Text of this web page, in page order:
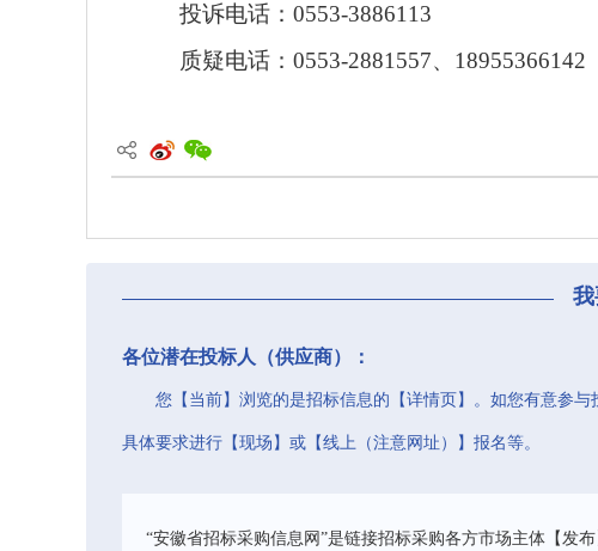
投诉电话：0553-3886113
质疑电话：0553-2881557、18955366142
各位潜在投标人（供应商）：
您【当前】浏览的是招标信息的【详情页】。如您有意参
具体要求进行【现场】或【线上（注意网址）】报名等。
“安徽省招标采购信息网”是链接招标采购各方市场主体【发